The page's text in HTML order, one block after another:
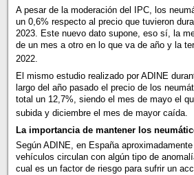
A pesar de la moderación del IPC, los
un 0,6% respecto al precio que tuvieron
2023. Este nuevo dato supone, eso sí, la
de un mes a otro en lo que va de año y la
2022.
El mismo estudio realizado por ADINE
largo del año pasado el precio de los
total un 12,7%, siendo el mes de mayo el
subida y diciembre el mes de mayor caída.
La importancia de mantener los
Según ADINE, en España
vehículos circulan con algún tipo de
cual es un factor de riesgo para sufrir un